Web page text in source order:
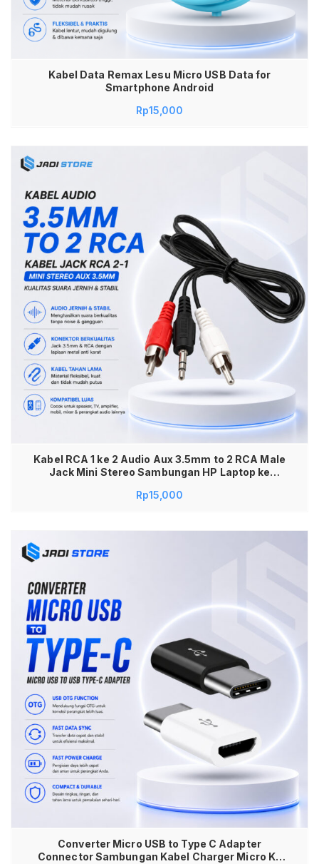
Kabel Data Remax Lesu Micro USB Data for
Smartphone Android
Rp15,000
Kabel RCA 1 ke 2 Audio Aux 3.5mm to 2 RCA Male
Jack Mini Stereo Sambungan HP Laptop ke
Kualitas Suara Jernih Bass Stabil Anti Noise
Rp15,000
Converter Micro USB to Type C Adapter
Connector Sambungan Kabel Charger Micro Ke